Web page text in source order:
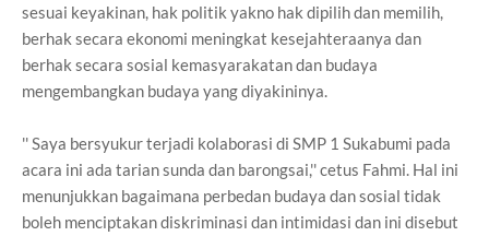
sesuai keyakinan, hak politik yakno hak dipilih dan memilih,
berhak secara ekonomi meningkat kesejahteraanya dan
berhak secara sosial kemasyarakatan dan budaya
mengembangkan budaya yang diyakininya.
'' Saya bersyukur terjadi kolaborasi di SMP 1 Sukabumi pada
acara ini ada tarian sunda dan barongsai,'' cetus Fahmi. Hal ini
menunjukkan bagaimana perbedan budaya dan sosial tidak
boleh menciptakan diskriminasi dan intimidasi dan ini disebut